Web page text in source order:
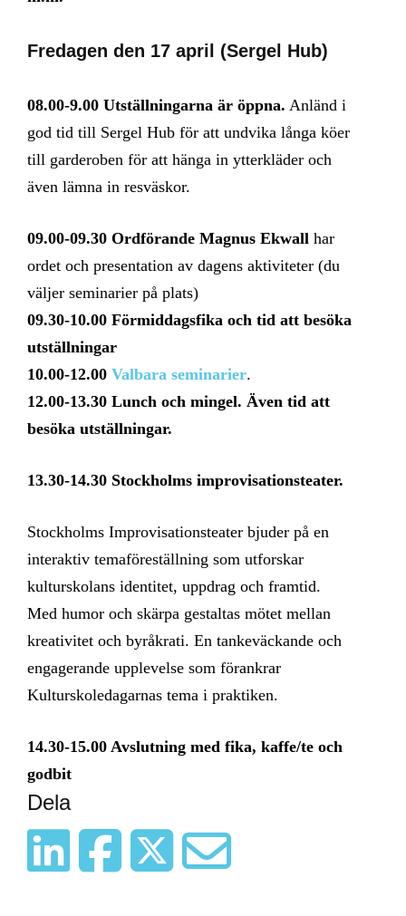
Fredagen den 17 april (Sergel Hub)
08.00-9.00 Utställningarna är öppna. Anländ i
god tid till Sergel Hub för att undvika långa köer
till garderoben för att hänga in ytterkläder och
även lämna in resväskor.
09.00-09.30 Ordförande Magnus Ekwall har
ordet och presentation av dagens aktiviteter (du
väljer seminarier på plats)
09.30-10.00 Förmiddagsfika och tid att besöka
utställningar
10.00-12.00 Valbara seminarier.
12.00-13.30 Lunch och mingel. Även tid att
besöka utställningar.
13.30-14.30 Stockholms improvisationsteater.
Stockholms Improvisationsteater bjuder på en
interaktiv temaföreställning som utforskar
kulturskolans identitet, uppdrag och framtid.
Med humor och skärpa gestaltas mötet mellan
kreativitet och byråkrati. En tankeväckande och
engagerande upplevelse som förankrar
Kulturskoledagarnas tema i praktiken.
14.30-15.00 Avslutning med fika, kaffe/te och
godbit
Dela